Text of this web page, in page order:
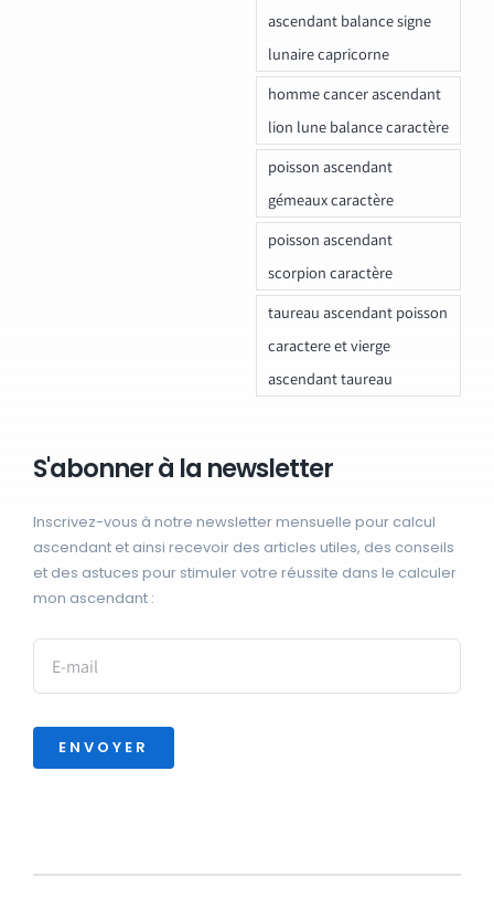
ascendant balance signe
lunaire capricorne
homme cancer ascendant
lion lune balance caractère
poisson ascendant
gémeaux caractère
poisson ascendant
scorpion caractère
taureau ascendant poisson
caractere et vierge
ascendant taureau
S'abonner à la newsletter
Inscrivez-vous à notre newsletter mensuelle pour calcul
ascendant et ainsi recevoir des articles utiles, des conseils
et des astuces pour stimuler votre réussite dans le calculer
mon ascendant :
ENVOYER